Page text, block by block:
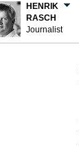
HENRIK
RASCH
Journalist